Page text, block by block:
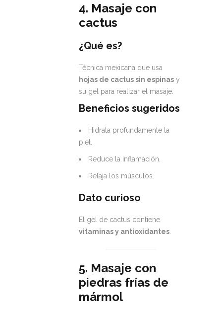
4. Masaje con
cactus
¿Qué es?
Técnica mexicana que usa
hojas de cactus sin espinas y
su gel para realizar el masaje.
Beneficios sugeridos
Hidrata profundamente la
piel.
Reduce la inflamación.
Relaja los músculos.
Dato curioso
El gel de cactus contiene
vitaminas y antioxidantes
5. Masaje con
piedras frías de
mármol